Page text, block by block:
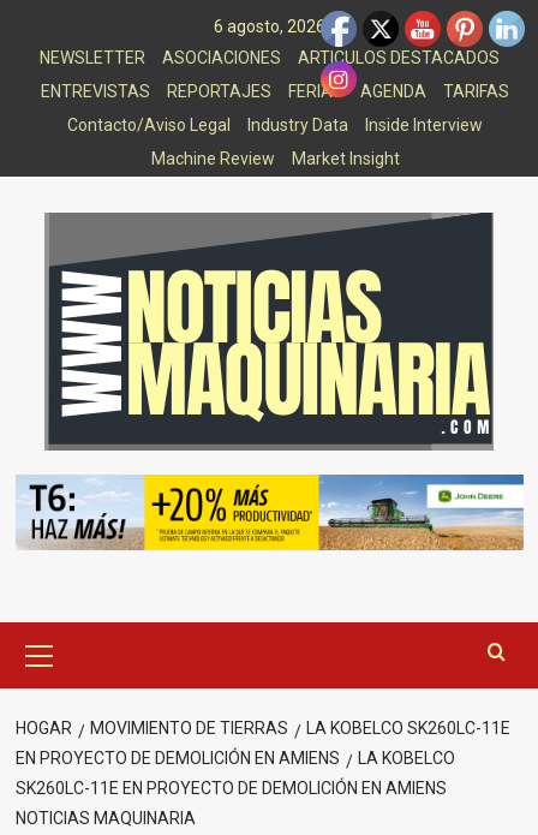
6 agosto, 2026
NEWSLETTER
ASOCIACIONES
ARTICULOS DESTACADOS
ENTREVISTAS
REPORTAJES FERIAS AGENDA
TARIFAS
Contacto/Aviso Legal
Industry Data
Inside Interview
Machine Review
Market Insight
principal
HOGAR MOVIMIENTO DE TIERRAS
LA KOBELCO SK260LC-11E
EN PROYECTO DE DEMOLICIÓN EN AMIENS
LA KOBELCO
SK260LC-11E EN PROYECTO DE DEMOLICIÓN EN AMIENS
NOTICIAS MAQUINARIA